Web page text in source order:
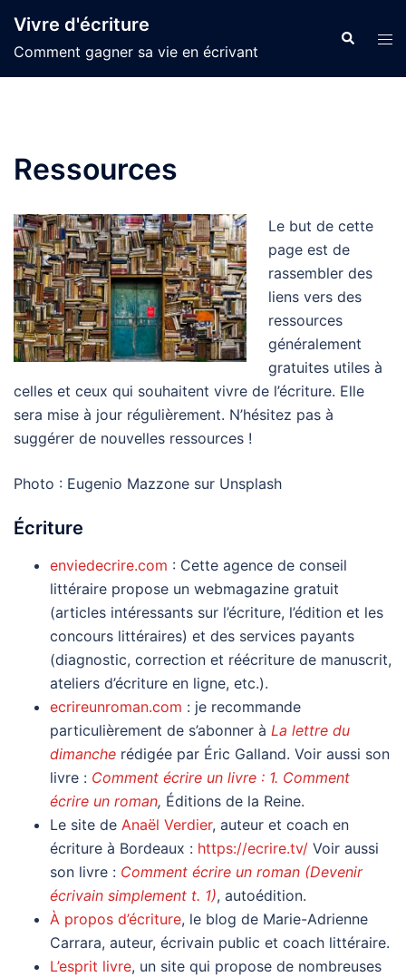
contenu
Vivre d'écriture
Comment gagner sa vie en écrivant
Ressources
Le but de cette
page est de
rassembler des
liens vers des
ressources
généralement
gratuites utiles à
celles et ceux qui souhaitent vivre de l’écriture. Elle
sera mise à jour régulièrement. N’hésitez pas à
suggérer de nouvelles ressources !
Photo : Eugenio Mazzone sur Unsplash
Écriture
enviedecrire.com : Cette agence de conseil
littéraire propose un webmagazine gratuit
(articles intéressants sur l’écriture, l’édition et les
concours littéraires) et des services payants
(diagnostic, correction et réécriture de manuscrit,
ateliers d’écriture en ligne, etc.).
ecrireunroman.com : je recommande
particulièrement de s’abonner à La lettre du
dimanche rédigée par Éric Galland. Voir aussi son
livre : Comment écrire un livre : 1. Comment
écrire un roman, Éditions de la Reine.
Le site de Anaël Verdier, auteur et coach en
écriture à Bordeaux : https://ecrire.tv/ Voir aussi
son livre : Comment écrire un roman (Devenir
écrivain simplement t. 1), autoédition.
À propos d’écriture, le blog de Marie-Adrienne
Carrara, auteur, écrivain public et coach littéraire.
L’esprit livre, un site qui propose de nombreuses